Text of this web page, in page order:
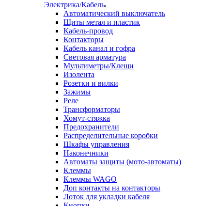
Электрика/Кабель
Автоматический выключатель
Щиты метал и пластик
Кабель-провод
Контакторы
Кабель канал и гофра
Световая арматура
Мультиметры/Клещи
Изолента
Розетки и вилки
Зажимы
Реле
Трансформаторы
Хомут-стяжка
Предохранители
Распределительные коробки
Шкафы управления
Наконечники
Автоматы защиты (мото-автоматы)
Клеммы
Клеммы WAGO
Доп контакты на контакторы
Лоток для укладки кабеля